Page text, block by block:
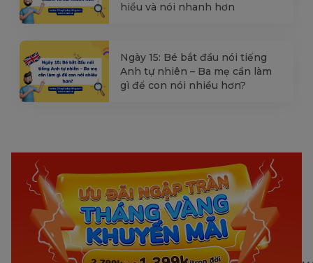
hiểu và nói nhanh hơn
Ngày 15: Bé bắt đầu nói tiếng
Anh tự nhiên – Ba mẹ cần làm
gì để con nói nhiều hơn?